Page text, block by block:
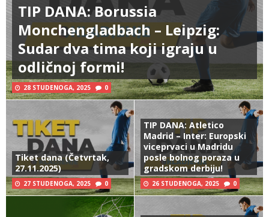
TIP DANA: Borussia
Monchengladbach – Leipzig:
Sudar dva tima koji igraju u
odličnoj formi!
28 STUDENOGA, 2025 0
Tiket dana (Četvrtak,
27.11.2025)
27 STUDENOGA, 2025 0
TIP DANA: Atletico
Madrid – Inter: Europski
viceprvaci u Madridu
posle bolnog poraza u
gradskom derbiju!
26 STUDENOGA, 2025 0